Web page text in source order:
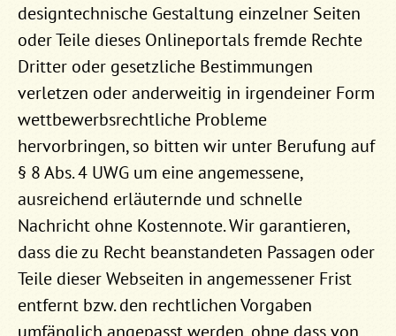
designtechnische Gestaltung einzelner Seiten
oder Teile dieses Onlineportals fremde Rechte
Dritter oder gesetzliche Bestimmungen
verletzen oder anderweitig in irgendeiner Form
wettbewerbsrechtliche Probleme
hervorbringen, so bitten wir unter Berufung auf
§ 8 Abs. 4 UWG um eine angemessene,
ausreichend erläuternde und schnelle
Nachricht ohne Kostennote. Wir garantieren,
dass die zu Recht beanstandeten Passagen oder
Teile dieser Webseiten in angemessener Frist
entfernt bzw. den rechtlichen Vorgaben